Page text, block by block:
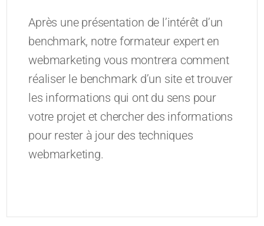
Après une présentation de l’intérêt d’un
benchmark, notre formateur expert en
webmarketing vous montrera comment
réaliser le benchmark d’un site et trouver
les informations qui ont du sens pour
votre projet et chercher des informations
pour rester à jour des techniques
webmarketing.